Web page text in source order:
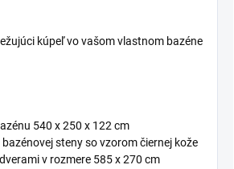
kúpeľ vo vašom vlastnom bazéne
540 x 250 x 122 cm
steny so vzorom čiernej kože
v rozmere 585 x 270 cm